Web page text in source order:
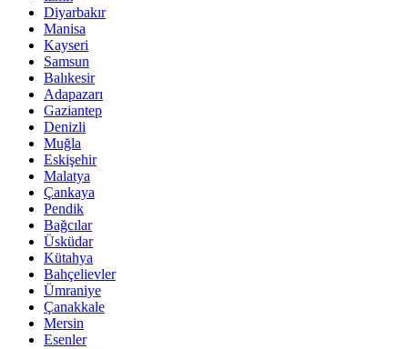
Diyarbakır
Manisa
Kayseri
Samsun
Balıkesir
Adapazarı
Gaziantep
Denizli
Muğla
Eskişehir
Malatya
Çankaya
Pendik
Bağcılar
Üsküdar
Kütahya
Bahçelievler
Ümraniye
Çanakkale
Mersin
Esenler